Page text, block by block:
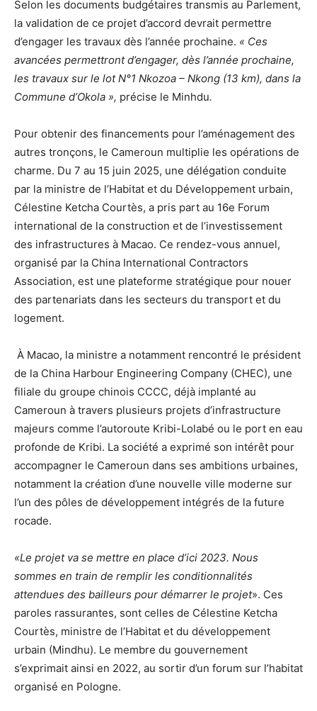
Selon les documents budgétaires transmis au Parlement,
la validation de ce projet d’accord devrait permettre
d’engager les travaux dès l’année prochaine. « Ces
avancées permettront d’engager, dès l’année prochaine,
les travaux sur le lot N°1 Nkozoa – Nkong (13 km), dans la
Commune d’Okola », précise le Minhdu.
Pour obtenir des financements pour l’aménagement des
autres tronçons, le Cameroun multiplie les opérations de
charme. Du 7 au 15 juin 2025, une délégation conduite
par la ministre de l’Habitat et du Développement urbain,
Célestine Ketcha Courtès, a pris part au 16e Forum
international de la construction et de l’investissement
des infrastructures à Macao. Ce rendez-vous annuel,
organisé par la China International Contractors
Association, est une plateforme stratégique pour nouer
des partenariats dans les secteurs du transport et du
logement.
À Macao, la ministre a notamment rencontré le président
de la China Harbour Engineering Company (CHEC), une
filiale du groupe chinois CCCC, déjà implanté au
Cameroun à travers plusieurs projets d’infrastructure
majeurs comme l’autoroute Kribi-Lolabé ou le port en eau
profonde de Kribi. La société a exprimé son intérêt pour
accompagner le Cameroun dans ses ambitions urbaines,
notamment la création d’une nouvelle ville moderne sur
l’un des pôles de développement intégrés de la future
rocade.
«Le projet va se mettre en place d’ici 2023. Nous
sommes en train de remplir les conditionnalités
attendues des bailleurs pour démarrer le projet». Ces
paroles rassurantes, sont celles de Célestine Ketcha
Courtès, ministre de l’Habitat et du développement
urbain (Mindhu). Le membre du gouvernement
s’exprimait ainsi en 2022, au sortir d’un forum sur l’habitat
organisé en Pologne.